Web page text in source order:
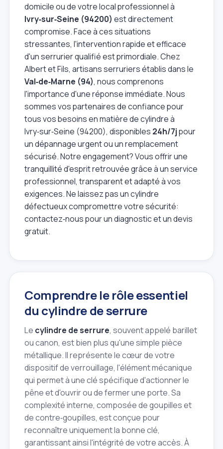
domicile ou de votre local professionnel à
Ivry‑sur‑Seine (94200) est directement
compromise. Face à ces situations
stressantes, l'intervention rapide et efficace
d'un serrurier qualifié est primordiale. Chez
Albert et Fils, artisans serruriers établis dans le
Val‑de‑Marne (94), nous comprenons
l'importance d'une réponse immédiate. Nous
sommes vos partenaires de confiance pour
tous vos besoins en matière de cylindre à
Ivry‑sur‑Seine (94200), disponibles 24h/7jpour
un dépannage urgent ou un remplacement
sécurisé. Notre engagement? Vous offrir une
tranquillité d'esprit retrouvée grâce à un service
professionnel, transparent et adapté à vos
exigences. Ne laissez pas un cylindre
défectueux compromettre votre sécurité:
contactez‑nous pour un diagnostic et un devis
gratuit.
Comprendre le rôle essentiel
du cylindre de serrure
Le cylindre de serrure, souvent appelé barillet
ou canon, est bien plus qu'une simple pièce
métallique. Il représente le cœur de votre
dispositif de verrouillage, l'élément mécanique
qui permet à une clé spécifique d'actionner le
pêne et d'ouvrir ou de fermer une porte. Sa
complexité interne, composée de goupilles et
de contre‑goupilles, est conçue pour
reconnaître uniquement la bonne clé,
garantissant ainsi l'intégrité de votre accès. À